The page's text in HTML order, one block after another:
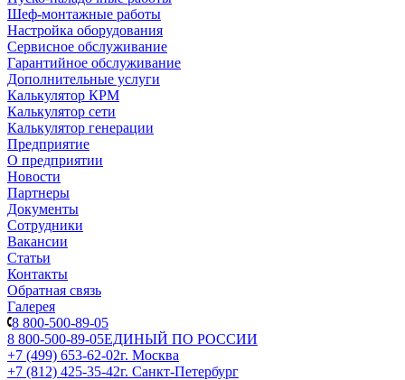
Шеф-монтажные работы
Настройка оборудования
Сервисное обслуживание
Гарантийное обслуживание
Дополнительные услуги
Калькулятор КРМ
Калькулятор сети
Калькулятор генерации
Предприятие
О предприятии
Новости
Партнеры
Документы
Сотрудники
Вакансии
Статьи
Контакты
Обратная связь
Галерея
8 800-500-89-05
8 800-500-89-05ЕДИНЫЙ ПО РОССИИ
+7 (499) 653-62-02г. Москва
+7 (812) 425-35-42г. Санкт-Петербург